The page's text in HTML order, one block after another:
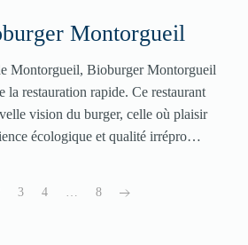
Montorgueil
Montorgueil, Bioburger Montorgueil
la restauration rapide. Ce restaurant
vision du burger, celle où plaisir
écologique et qualité irrépro…
3 4 … 8